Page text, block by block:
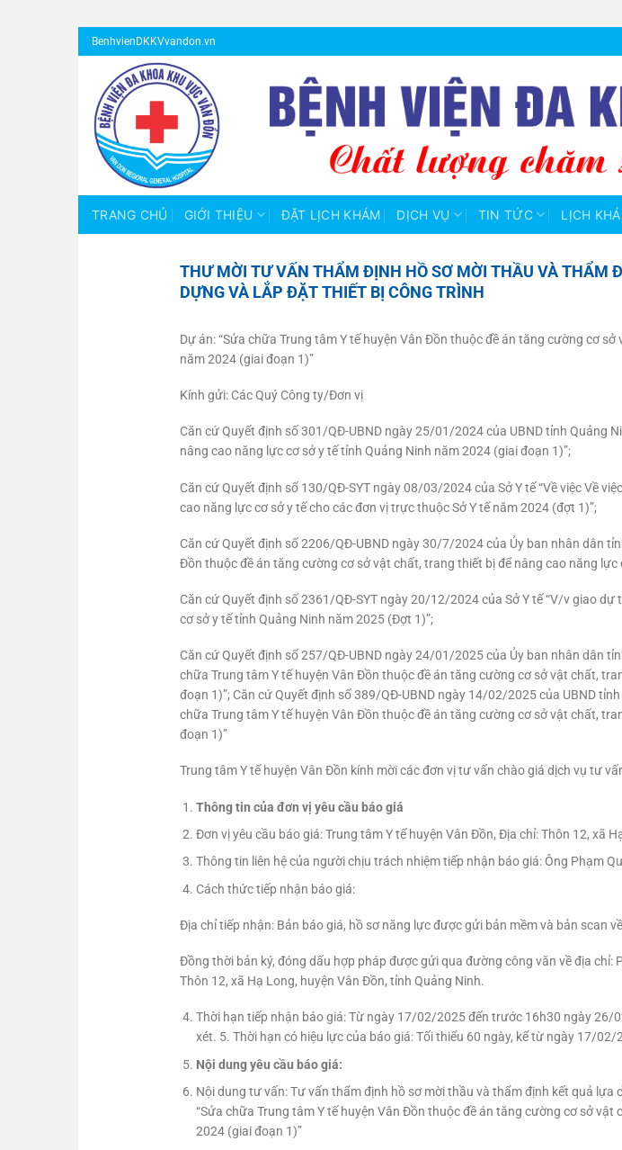
Bỏ
qua
dung
BenhvienDKKVvandon.vn
TRANG CHỦ GIỚI THIỆU ĐẶT LỊCH KHÁM DỊCH VỤ TIN TỨC LỊCH
THƯ MỜI TƯ VẤN THẨM ĐỊNH HỒ SƠ MỜI THẦU VÀ THẨM
DỰNG VÀ LẮP ĐẶT THIẾT BỊ CÔNG TRÌNH
Dự án: “Sửa chữa Trung tâm Y tế huyện Vân Đồn thuộc đề án tăng cường cơ
năm 2024 (giai đoạn 1)”
Kính gửi: Các Quý Công ty/Đơn vị
Căn cứ Quyết định số 301/QĐ-UBND ngày 25/01/2024 của UBND tỉnh Quảng
nâng cao năng lực cơ sở y tế tỉnh Quảng Ninh năm 2024 (giai đoạn 1)”;
Căn cứ Quyết định số 130/QĐ-SYT ngày 08/03/2024 của Sở Y tế “Về việc Về
cao năng lực cơ sở y tế cho các đơn vị trực thuộc Sở Y tế năm 2024 (đợt 1)”;
Căn cứ Quyết định số 2206/QĐ-UBND ngày 30/7/2024 của Ủy ban nhân dân
Đồn thuộc đề án tăng cường cơ sở vật chất, trang thiết bị để nâng cao năng lực
Căn cứ Quyết định số 2361/QĐ-SYT ngày 20/12/2024 của Sở Y tế “V/v giao
cơ sở y tế tỉnh Quảng Ninh năm 2025 (Đợt 1)”;
Căn cứ Quyết định số 257/QĐ-UBND ngày 24/01/2025 của Ủy ban nhân dân
chữa Trung tâm Y tế huyện Vân Đồn thuộc đề án tăng cường cơ sở vật chất,
đoạn 1)”; Căn cứ Quyết định số 389/QĐ-UBND ngày 14/02/2025 của UBND
chữa Trung tâm Y tế huyện Vân Đồn thuộc đề án tăng cường cơ sở vật chất,
đoạn 1)”
Trung tâm Y tế huyện Vân Đồn kính mời các đơn vị tư vấn chào giá dịch vụ tư
Thông tin của đơn vị yêu cầu báo giá
Đơn vị yêu cầu báo giá: Trung tâm Y tế huyện Vân Đồn, Địa chỉ: Thôn 12, xã
Thông tin liên hệ của người chịu trách nhiệm tiếp nhận báo giá: Ông Phạm
Cách thức tiếp nhận báo giá:
Địa chỉ tiếp nhận: Bản báo giá, hồ sơ năng lực được gửi bản mềm và bản scan
Đồng thời bản ký, đóng dấu hợp pháp được gửi qua đường công văn về địa
Thôn 12, xã Hạ Long, huyện Vân Đồn, tỉnh Quảng Ninh.
Thời hạn tiếp nhận báo giá: Từ ngày 17/02/2025 đến trước 16h30 ngày
xét. 5. Thời hạn có hiệu lực của báo giá: Tối thiểu 60 ngày, kể từ ngày 17/02/
Nội dung yêu cầu báo giá:
Nội dung tư vấn: Tư vấn thẩm định hồ sơ mời thầu và thẩm định kết quả
“Sửa chữa Trung tâm Y tế huyện Vân Đồn thuộc đề án tăng cường cơ sở
2024 (giai đoạn 1)”